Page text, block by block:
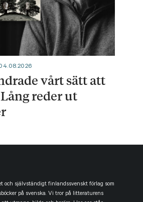
vårt sätt att
reder ut
och självständigt finlandssvenskt förlag som
på svenska. Vi tror på litteraturens